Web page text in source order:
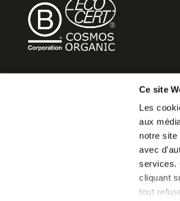
Ce site
Les
aux
notre
avec
services.
cliquant
tout
BECOME MOB
MOB HOTEL is growing into a
If you want to create your own
just write to us and tell us about
becomemob@mobhotel.com